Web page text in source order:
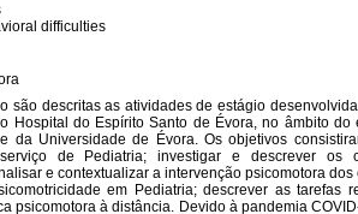
difficulties
são descritas as atividades de estágio
Hospital do Espírito Santo de Évora, no âmbito
da Universidade de Évora. Os objetivos
de Pediatria; investigar e descrever os
e contextualizar a intervenção psicomotora
em Pediatria; descrever as tarefas
psicomotora à distância. Devido à pandemia